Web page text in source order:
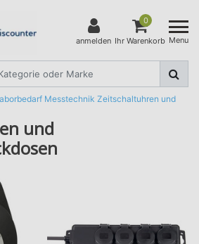
anmelden
0
Ihr Warenkorb Menu
Messtechnik Zeitschaltuhren und
und